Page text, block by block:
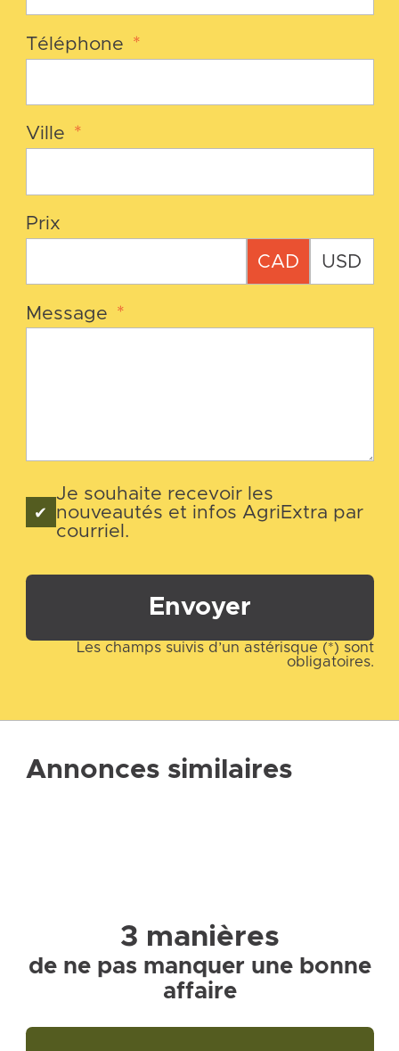
Téléphone *
Ville *
Prix
CAD USD
Message *
Je souhaite recevoir les
nouveautés et infos AgriExtra par
courriel.
Envoyer
Les champs suivis d’un astérisque (*) sont
obligatoires.
Annonces similaires
3 manières
de ne pas manquer une bonne
affaire